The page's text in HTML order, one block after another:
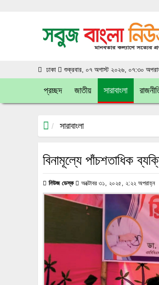
ঢাকা শুক্রবার, ০৭ অগাস্ট ২০২৬, ০৭:৩০
প্রচ্ছদ জাতীয় সারাবাংলা
সারাবাংলা
বিনামূল্যে পাঁচশতাধিক
নিউজ ডেস্ক অক্টোবর ৩১, ২০২৫, ২:২২ অপরাহ্ন